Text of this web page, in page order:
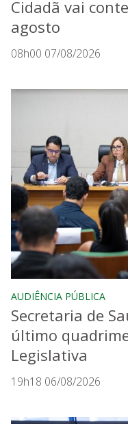
Cidadã vai
agosto
08h00 07/08/2026
AUDIÊNCIA PÚBLICA
Secretaria de
último
Legislativa
19h18 06/08/2026